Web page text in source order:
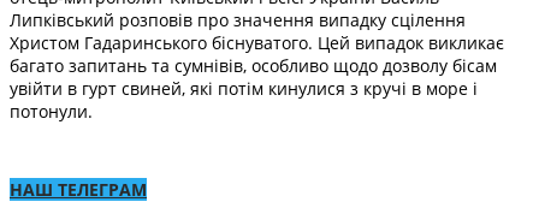
Липківський розповів про значення випадку сцілення
Христом Гадаринського біснуватого. Цей випадок викликає
багато запитань та сумнівів, особливо щодо дозволу бісам
увійти в гурт свиней, які потім кинулися з кручі в море і
потонули.
НАШ ТЕЛЕГРАМ